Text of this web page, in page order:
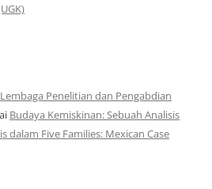
Penelitian dan Pengabdian
Budaya Kemiskinan: Sebuah Analisis
dalam Five Families: Mexican Case